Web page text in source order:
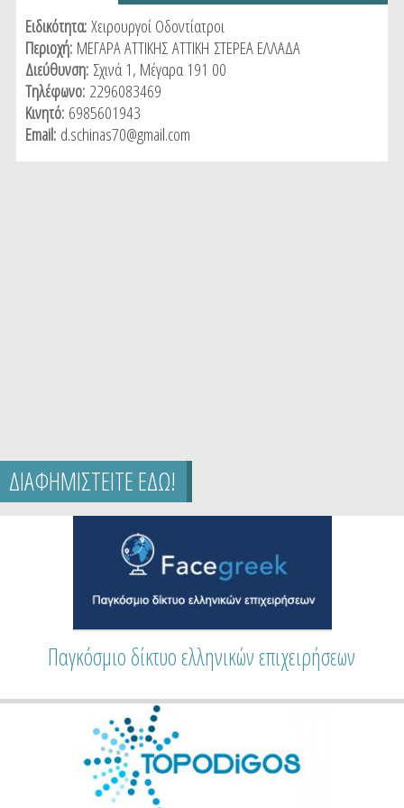
tab)
Ειδικότητα:Χειρουργοί Οδοντίατροι
Περιοχή: ΜΕΓΑΡΑ ΑΤΤΙΚΗΣΑΤΤΙΚΗ ΣΤΕΡΕΑ ΕΛΛΑΔΑ
Διεύθυνση: Σχινά 1, Μέγαρα 191 00
Τηλέφωνο: 2296083469
Κινητό: 6985601943
Email: d.schinas70@gmail.com
ΔΙΑΦΗΜΙΣΤΕΙΤΕ ΕΔΩ!
Παγκόσμιο δίκτυο ελληνικών επιχειρήσεων